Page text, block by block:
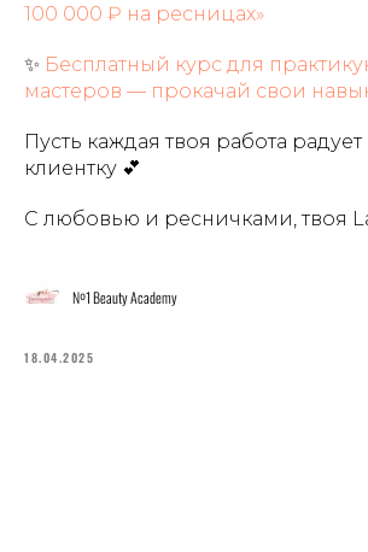
100 000 ₽ на ресницах»
✨ Бесплатный курс для
мастеров — прокачай свои
Пусть каждая твоя работа радует
клиентку 💕
С любовью и ресничками, твоя
№1 Beauty Academy
18.04.2025